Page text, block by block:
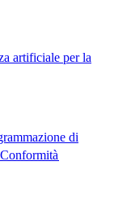
artificiale per la
di